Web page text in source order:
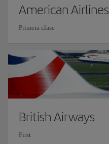
American Airlines
Primera clase
British Airways
First